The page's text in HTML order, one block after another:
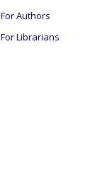
For Authors
For Librarians